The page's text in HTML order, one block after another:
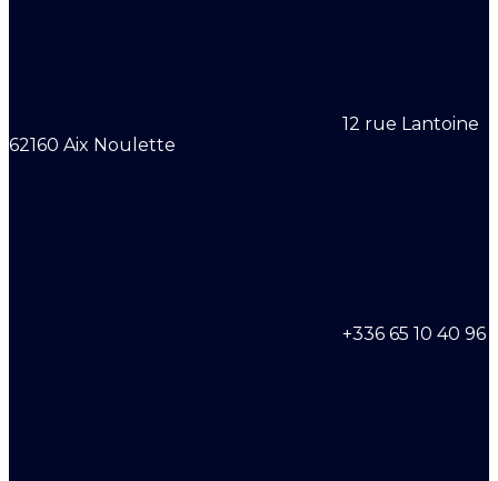
12 rue Lantoine
62160 Aix Noulette
+336 65 10 40 96